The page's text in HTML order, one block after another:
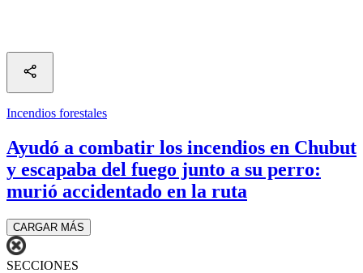
Incendios forestales
Ayudó a combatir los incendios en Chubut
y escapaba del fuego junto a su perro:
murió accidentado en la ruta
CARGAR MÁS
SECCIONES